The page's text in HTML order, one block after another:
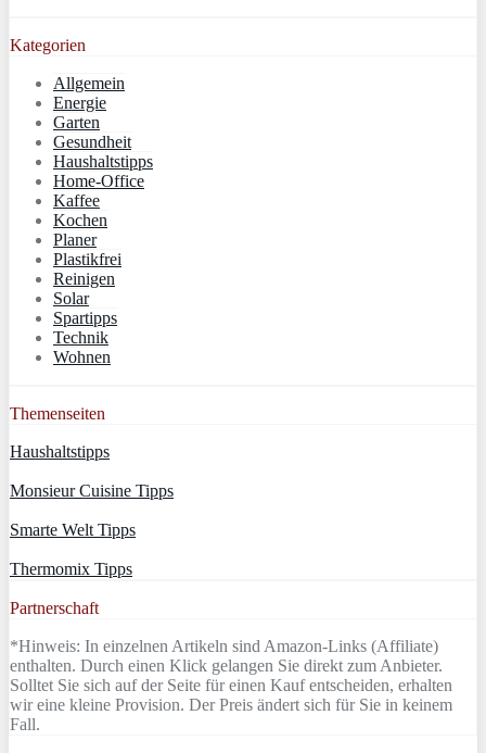
Kategorien
Allgemein
Energie
Garten
Gesundheit
Haushaltstipps
Home-Office
Kaffee
Kochen
Planer
Plastikfrei
Reinigen
Solar
Spartipps
Technik
Wohnen
Themenseiten
Haushaltstipps
Monsieur Cuisine Tipps
Smarte Welt Tipps
Thermomix Tipps
Partnerschaft
*Hinweis: In einzelnen Artikeln sind Amazon-Links (Affiliate)
enthalten. Durch einen Klick gelangen Sie direkt zum Anbieter.
Solltet Sie sich auf der Seite für einen Kauf entscheiden, erhalten
wir eine kleine Provision. Der Preis ändert sich für Sie in keinem
Fall.